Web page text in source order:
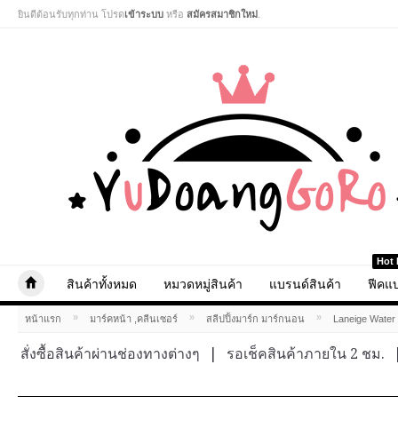
ยินดีต้อนรับทุกท่าน โปรดเข้าระบบ หรือ สมัครสมาชิกใหม่
สินค้าทั้งหมด หมวดหมู่สินค้า แบรนด์สินค้า
Hot
ฟีคแ
หน้าแรก » มาร์คหน้า ,คลีนเซอร์ » สลีปปิ้งมาร์ก มาร์กนอน » Laneige
สั่งซื้อสินค้าผ่านช่องทางต่างๆ รอเช็คสินค้าภายใน 2 ชม.